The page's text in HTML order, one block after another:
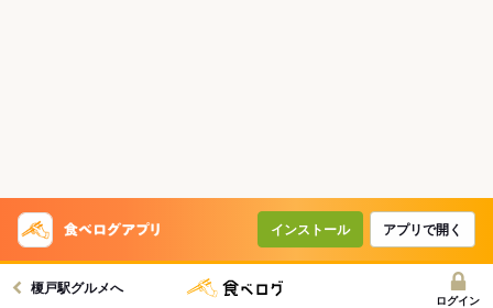
インストール アプリで開く
榎戸駅グルメへ
ログイン